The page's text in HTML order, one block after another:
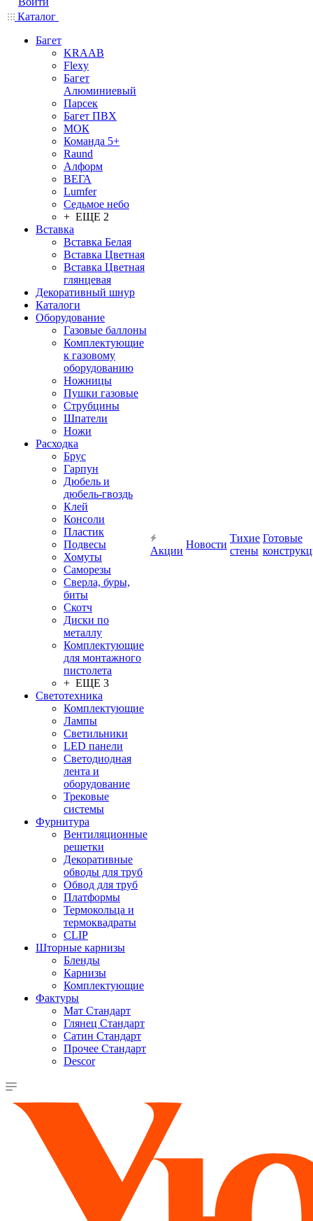
Каталог
Багет
KRAAB
Flexy
Багет
Алюминиевый
Парсек
Багет ПВХ
МОК
Команда 5+
Raund
Алформ
ВЕГА
Lumfer
Седьмое небо
+ ЕЩЕ 2
Вставка
Вставка Белая
Вставка Цветная
Вставка Цветная
глянцевая
Декоративный шнур
Каталоги
Оборудование
Газовые баллоны
Комплектующие
к газовому
оборудованию
Ножницы
Пушки газовые
Струбцины
Шпатели
Ножи
Расходка
Брус
Гарпун
Дюбель и
дюбель-гвоздь
Клей
Консоли
Пластик
Подвесы
Хомуты
Саморезы
Сверла, буры,
биты
Скотч
Диски по
металлу
Комплектующие
для монтажного
пистолета
+ ЕЩЕ 3
Светотехника
Комплектующие
Лампы
Светильники
LED панели
Светодиодная
лента и
оборудование
Трековые
системы
Фурнитура
Вентиляционные
решетки
Декоративные
обводы для труб
Обвод для труб
Платформы
Термокольца и
термоквадраты
CLIP
Шторные карнизы
Бленды
Карнизы
Комплектующие
Фактуры
Мат Стандарт
Глянец Стандарт
Сатин Стандарт
Прочее Стандарт
Descor
Акции
Новости
Тихие
стены
Готовые